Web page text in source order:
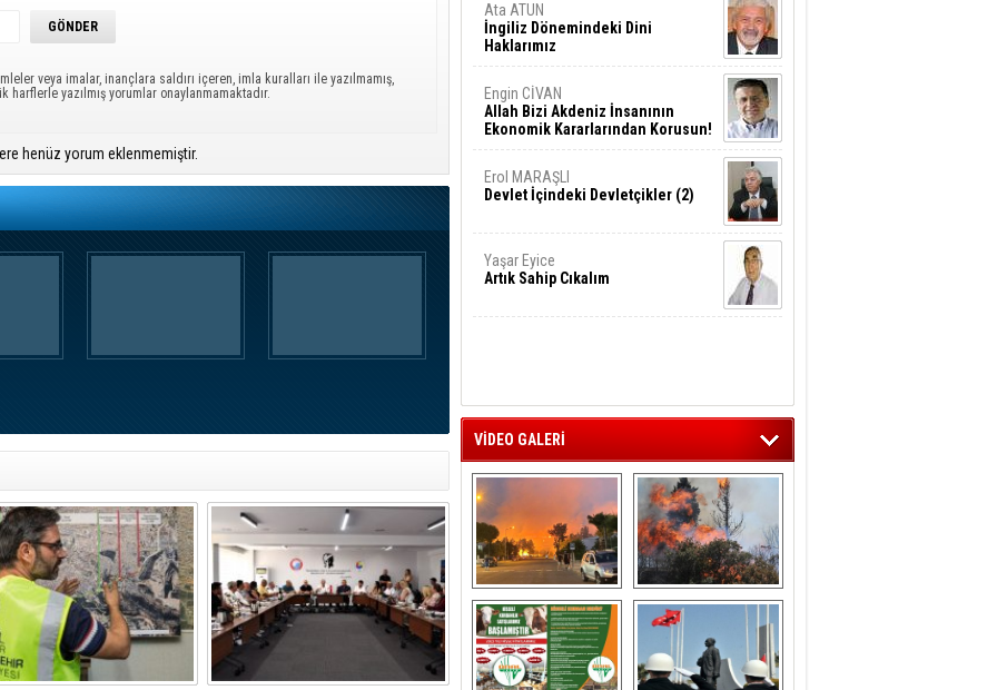
veya imalar, inançlara saldırı içeren, imla kuralları ile yazılmamış,
harflerle yazılmış yorumlar onaylanmamaktadır.
henüz yorum eklenmemiştir.
Ata ATUN
İngiliz Dönemindeki Dini
Haklarımız
Engin CİVAN
Allah Bizi Akdeniz İnsanının
Ekonomik Kararlarından Korusun!
Erol MARAŞLI
Devlet İçindeki Devletçikler (2)
Yaşar Eyice
Artık Sahip Cıkalım
VİDEO GALERİ
Aliağa ‘da  otluk
alanda çıkan
yangın evlere
sıçramadan
söndürüldü
Aliağa'nın Ciğerleri